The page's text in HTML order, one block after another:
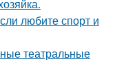
любите спорт и
театральные